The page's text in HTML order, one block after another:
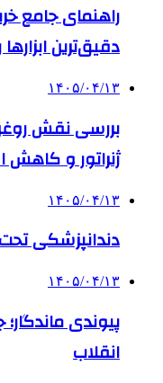
راهنمای جامع
دقیق‌ترین ابزارها
۱۴۰۵/۰۴/۱۳
بررسی نقش
ژنراتور و
۱۴۰۵/۰۴/۱۳
دندانپزشکی
۱۴۰۵/۰۴/۱۳
پیوندی
انقلاب